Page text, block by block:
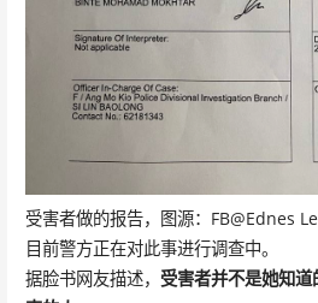
受害者做的报告，图源：FB@Ednes
目前警方正在对此事进行调查中。
据脸书网友描述， 受害者并不是她知